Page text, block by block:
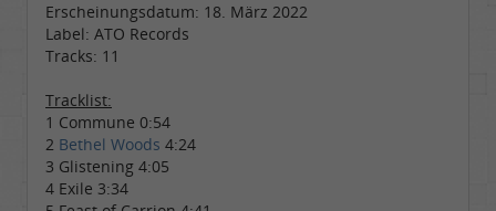
Erscheinungsdatum: 18. März 2022
Label: ATO Records
Tracks: 11
Tracklist:
1 Commune 0:54
2 Bethel Woods 4:24
3 Glistening 4:05
4 Exile 3:34